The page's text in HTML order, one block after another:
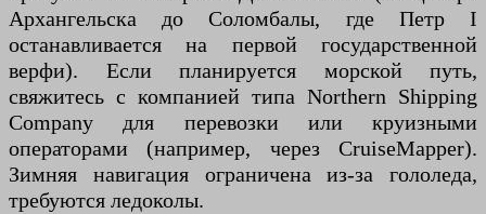
Архангельска до Соломбалы, где Петр I
останавливается на первой государственной
верфи). Если планируется морской путь,
свяжитесь с компанией типа Northern Shipping
Company для перевозки или круизными
операторами (например, через CruiseMapper).
Зимняя навигация ограничена из-за гололеда,
требуются ледоколы.